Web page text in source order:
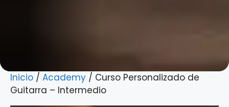
Inicio / Academy / Curso Personalizado de
Guitarra – Intermedio